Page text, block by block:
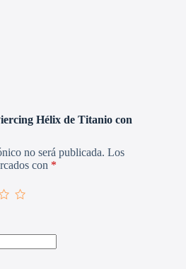
Hélix de Titanio con
no será publicada. Los
con *